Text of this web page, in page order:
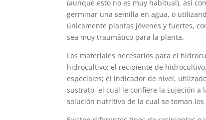
(aunque esto no es muy habitual), así
germinar una semilla en agua, o
únicamente plantas jóvenes y fuertes,
sea muy traumático para la planta.
Los materiales necesarios para el
hidrocultivo; el recipiente de
especiales; el indicador de nivel,
sustrato, el cual le confiere la sujeción a
solución nutritiva de la cual se toman